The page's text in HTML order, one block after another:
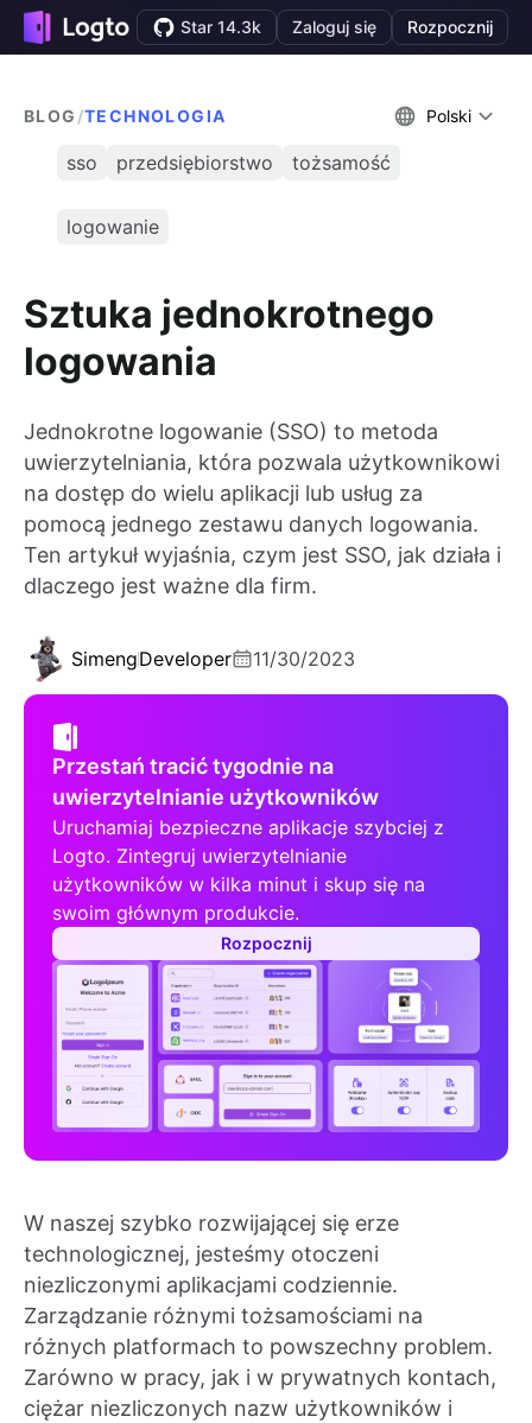
Star 14.3k Zaloguj się Rozpocznij
BLOG /TECHNOLOGIA Polski
sso przedsiębiorstwo tożsamość
logowanie
Sztuka jednokrotnego
logowania
Jednokrotne logowanie (SSO) to metoda
uwierzytelniania, która pozwala użytkownikowi
na dostęp do wielu aplikacji lub usług za
pomocą jednego zestawu danych logowania.
Ten artykuł wyjaśnia, czym jest SSO, jak działa i
dlaczego jest ważne dla firm.
SimengDeveloper 11/30/2023
Przestań tracić tygodnie na
uwierzytelnianie użytkowników
Uruchamiaj bezpieczne aplikacje szybciej z
Logto. Zintegruj uwierzytelnianie
użytkowników w kilka minut i skup się na
swoim głównym produkcie.
Rozpocznij
W naszej szybko rozwijającej się erze
technologicznej, jesteśmy otoczeni
niezliczonymi aplikacjami codziennie.
Zarządzanie różnymi tożsamościami na
różnych platformach to powszechny problem.
Zarówno w pracy, jak i w prywatnych kontach,
ciężar niezliczonych nazw użytkowników i